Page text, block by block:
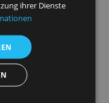
im Ausland oder
aus dem
für Sie
Sie